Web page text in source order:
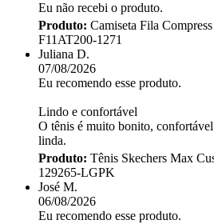
Eu não recebi o produto.
Produto: Camiseta Fila
F11AT200-1271
Juliana D.
07/08/2026
Eu recomendo esse produto.
Lindo e confortável
O tênis é muito bonito,
linda.
Produto: Tênis Skechers Max
129265-LGPK
José M.
06/08/2026
Eu recomendo esse produto.